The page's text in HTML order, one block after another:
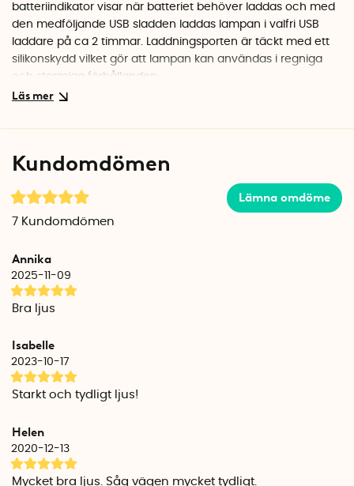
batteriindikator visar när batteriet behöver laddas och med
den medföljande USB sladden laddas lampan i valfri USB
laddare på ca 2 timmar. Laddningsporten är täckt med ett
silikonskydd vilket gör att lampan kan användas i regniga
och stormiga förhållanden.
ljusstyrka (bakljus). Detta kan till exempel vara att föredra på
Framljuset passar alla styren med en diameter mellan 22
Bakljuset lyser rött i 37 lumen.
Hög ljusstyrka (220 lumen), fast sken: 1 timmar
Hög ljusstyrka (220 lumen)
Batteritid bakljus
Kundomdömen
Lämna omdöme
7 Kundomdömen
Annika
2025-11-09
Bra ljus
Isabelle
2023-10-17
Starkt och tydligt ljus!
Helen
2020-12-13
Mycket bra ljus. Såg vägen mycket tydligt.